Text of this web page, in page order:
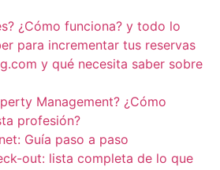
¿Cómo funciona? y todo lo
para incrementar tus reservas
y qué necesita saber sobre
Management? ¿Cómo
profesión?
Guía paso a paso
out: lista completa de lo que